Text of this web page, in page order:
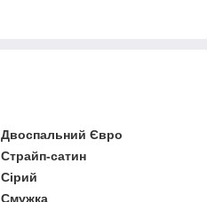
Двоспальний Євро
Страйп-сатин
Сірий
Смужка